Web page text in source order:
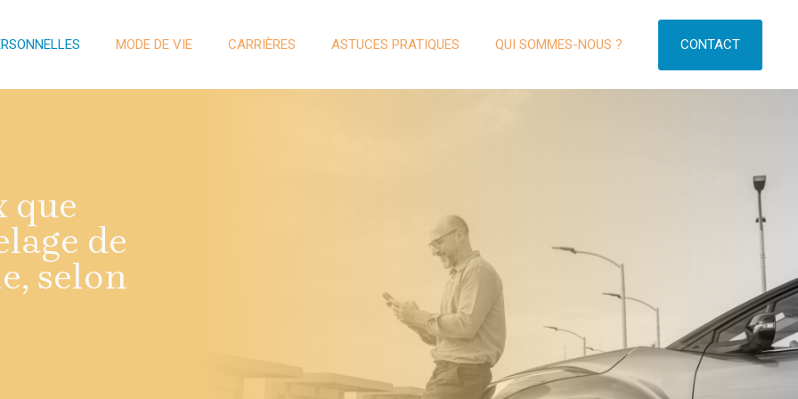
MODE DE VIE CARRIÈRES ASTUCES PRATIQUES QUI SOMMES-NOUS ? CONTACT
que
de
selon